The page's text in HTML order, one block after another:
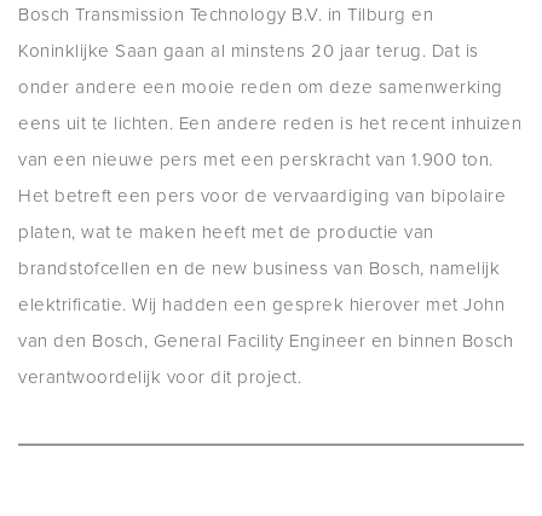
Bosch Transmission Technology B.V. in Tilburg en
Koninklijke Saan gaan al minstens 20 jaar terug. Dat is
onder andere een mooie reden om deze samenwerking
eens uit te lichten. Een andere reden is het recent inhuizen
van een nieuwe pers met een perskracht van 1.900 ton.
Het betreft een pers voor de vervaardiging van bipolaire
platen, wat te maken heeft met de productie van
brandstofcellen en de new business van Bosch, namelijk
elektrificatie. Wij hadden een gesprek hierover met John
van den Bosch, General Facility Engineer en binnen Bosch
verantwoordelijk voor dit project.